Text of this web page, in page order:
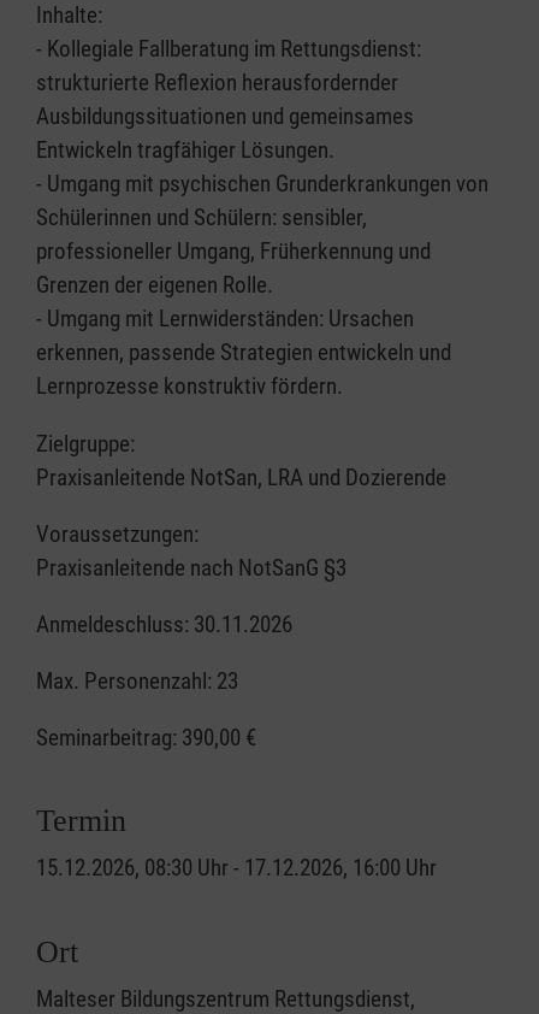
Inhalte:
- Kollegiale Fallberatung im Rettungsdienst:
strukturierte Reflexion herausfordernder
Ausbildungssituationen und gemeinsames
Entwickeln tragfähiger Lösungen.
- Umgang mit psychischen Grunderkrankungen von
Schülerinnen und Schülern: sensibler,
professioneller Umgang, Früherkennung und
Grenzen der eigenen Rolle.
- Umgang mit Lernwiderständen: Ursachen
erkennen, passende Strategien entwickeln und
Lernprozesse konstruktiv fördern.
Zielgruppe:
Praxisanleitende NotSan, LRA und Dozierende
Voraussetzungen:
Praxisanleitende nach NotSanG §3
Anmeldeschluss: 30.11.2026
Max. Personenzahl: 23
Seminarbeitrag: 390,00 €
Termin
15.12.2026, 08:30 Uhr - 17.12.2026, 16:00 Uhr
Ort
Malteser Bildungszentrum Rettungsdienst,